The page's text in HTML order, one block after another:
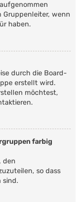
wenn
haben.
durch die Board-
erstellt wird.
möchtest,
farbig
den
so dass
sind.